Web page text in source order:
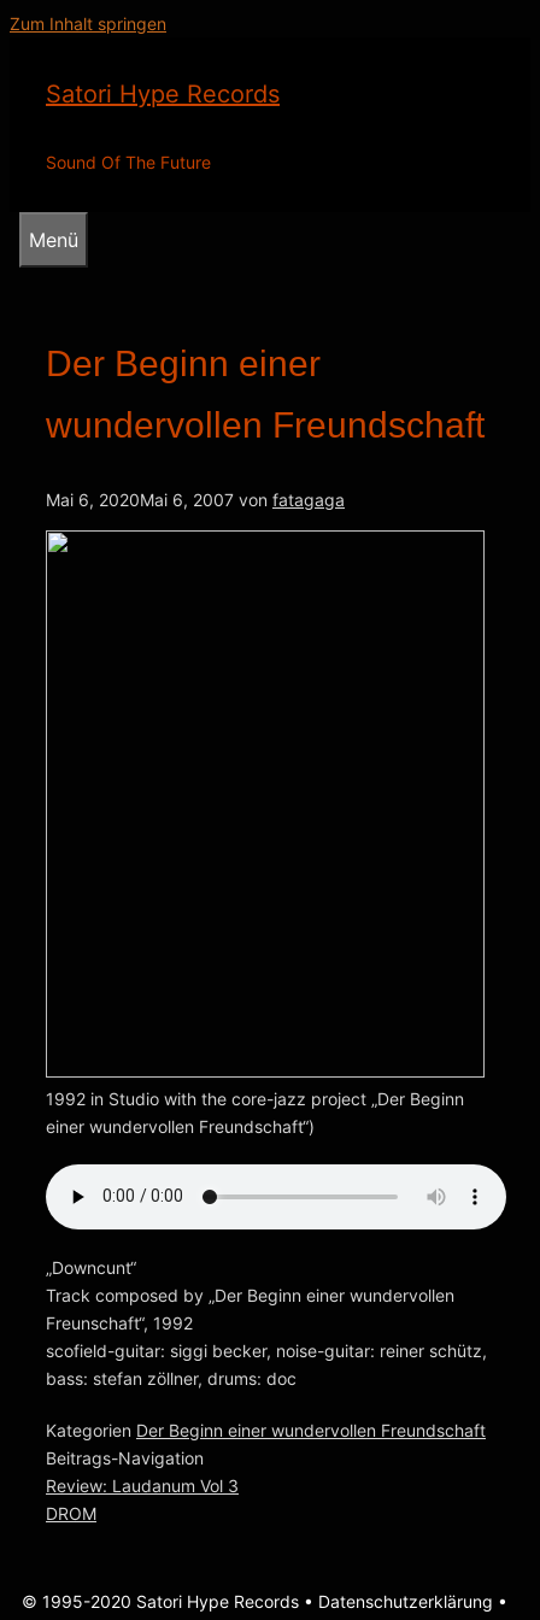
Zum Inhalt springen
Satori Hype Records
Sound Of The Future
Menü
Der Beginn einer
wundervollen Freundschaft
Mai 6, 2020Mai 6, 2007 von fatagaga
1992 in Studio with the core-jazz project „Der Beginn
einer wundervollen Freundschaft“)
„Downcunt“
Track composed by „Der Beginn einer wundervollen
Freunschaft“, 1992
scofield-guitar: siggi becker, noise-guitar: reiner schütz,
bass: stefan zöllner, drums: doc
Kategorien Der Beginn einer wundervollen Freundschaft
Beitrags-Navigation
Review: Laudanum Vol 3
DROM
© 1995-2020 Satori Hype Records • Datenschutzerklärung •